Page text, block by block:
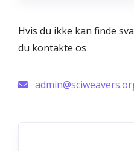
Hvis du ikke kan finde
du kontakte os